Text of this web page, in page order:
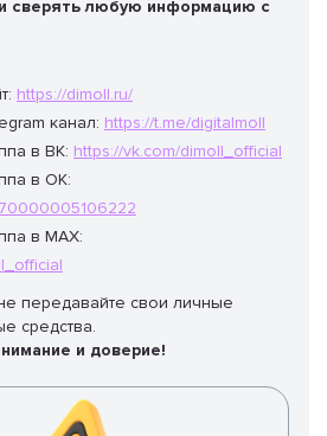
сверять любую информацию с
https://dimoll.ru/
канал: https://t.me/digitalmoll
в ВК: https://vk.com/dimoll_official
в ОК:
в MAX:
передавайте свои личные
средства.
и доверие!